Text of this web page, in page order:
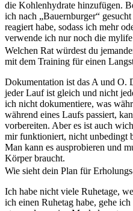
die Kohlenhydrate hinzufügen.
ich nach „Bauernburger“
reagiert habe, sodass ich mehr
verwende ich nur noch die
Welchen Rat würdest du
mit dem Training für einen
Dokumentation ist das A und O.
jeder Lauf ist gleich und nicht
ich nicht dokumentiere, was
während eines Laufs passiert,
vorbereiten. Aber es ist auch
mir funktioniert, nicht unbedingt
Man kann es ausprobieren und
Körper braucht.
Wie sieht dein Plan für
Ich habe nicht viele Ruhetage,
ich einen Ruhetag habe, gehe